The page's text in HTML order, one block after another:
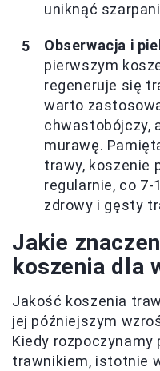
uniknąć
Obserwacja i
pierwszym
regeneruje się
warto
chwastobójczy,
murawę.
trawy, koszenie
regularnie, co 7-
zdrowy i gęsty
Jakie
koszenia dla
Jakość koszenia
jej późniejszym
Kiedy rozpoczynamy
trawnikiem, istotnie